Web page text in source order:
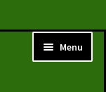
Menu